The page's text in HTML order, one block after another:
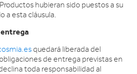
hubieran sido puestos a su
a esta cláusula.
entrega
quedará liberada del
de entrega previstas en
toda responsabilidad al